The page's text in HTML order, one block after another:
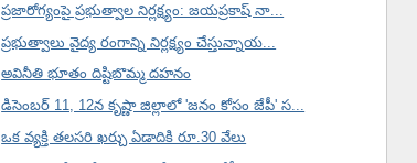
ప్రజారోగ్యంపై ప్రభుత్వాల నిర్లక్ష్యం: జయప్రకాష్ నా...
ప్రభుత్వాలు వైద్య రంగాన్ని నిర్లక్ష్యం చేస్తున్నాయ...
అవినీతి భూతం దిష్టిబొమ్మ దహనం
డిసెంబర్ 11, 12న కృష్ణా జిల్లాలో 'జనం కోసం జేపీ' స...
ఒక వ్యక్తి తలసరి ఖర్చు ఏడాదికి రూ.30 వేలు